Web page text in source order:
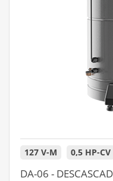
127 V-M 0,5 HP-CV
DA-06 -